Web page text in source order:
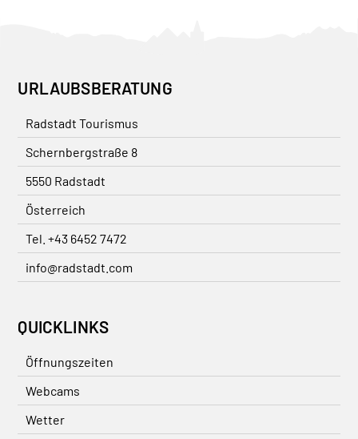
URLAUBSBERATUNG
Radstadt Tourismus
Schernbergstraße 8
5550 Radstadt
Österreich
Tel. +43 6452 7472
info@radstadt.com
QUICKLINKS
Öffnungszeiten
Webcams
Wetter